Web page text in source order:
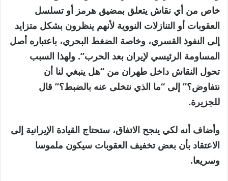
خاص من أي نقاش يتعلق بمضيق هرمز أو تسلسل
العقوبات أو التنازلات النووية لأنهم ينظرون بشكل متزايد
إلى النفوذ القسري، وخاصة الضغط البحري، باعتباره أصل
المساومة الرئيسي لإيران بعد الحرب”. ولهذا السبب
تحول النقاش داخل طهران من “هل ينبغي لنا أن
نتفاوض؟” إلى “ما الذي نتخلى عنه بالضبط؟” قال
للجزيرة.
وأضاف أنه لكي ينجح الاتفاق، ستحتاج القيادة الإيرانية إلى
الاعتقاد بأن بعض تخفيف العقوبات سيكون ملموسا
وسريعا.